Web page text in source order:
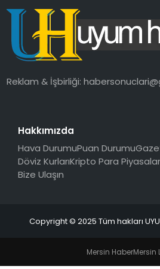
SAĞLIK
MAGAZIN
YAŞAM
Reklam & İşbirliği:
Hakkımızda
Hava DurumuPuan Durumu
Döviz KurlarıKripto Para
Bize Ulaşın
Copyright © 2025 Tüm hakları
Mersin HaberMersin